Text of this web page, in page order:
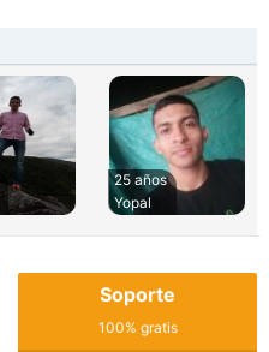
25 años
Yopal
Soporte
100% gratis